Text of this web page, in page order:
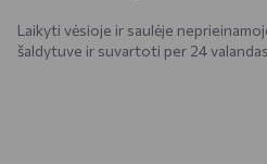
Laikyti vėsioje ir saulėje
šaldytuve ir suvartoti per 24